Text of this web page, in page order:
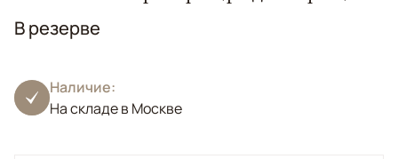
В резерве
Наличие:
На складе в Москве